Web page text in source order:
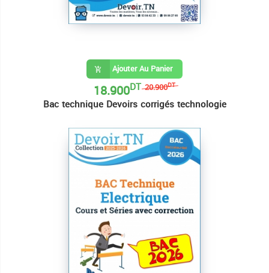
Ajouter Au Panier
20.900DT
18.900DT
Bac technique Devoirs corrigés technologie